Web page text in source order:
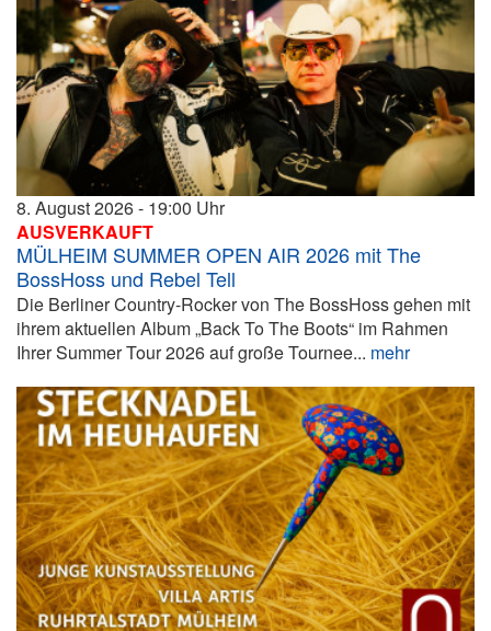
8. August 2026
19:00
AUSVERKAUFT
MÜLHEIM SUMMER OPEN AIR 2026 mit The
BossHoss und Rebel Tell
Die Berliner Country-Rocker von The BossHoss gehen mit
ihrem aktuellen Album „Back To The Boots“ im Rahmen
Ihrer Summer Tour 2026 auf große Tournee... mehr